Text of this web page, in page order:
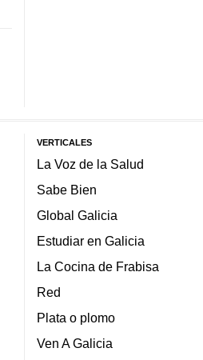
VERTICALES
La Voz de la Salud
Sabe Bien
Global Galicia
Estudiar en Galicia
La Cocina de Frabisa
Red
Plata o plomo
Ven A Galicia